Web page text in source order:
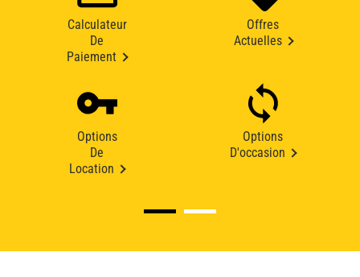
Calculateur
De
Paiement
Offres
Actuelles
Options
De
Location
Options
D'occasion